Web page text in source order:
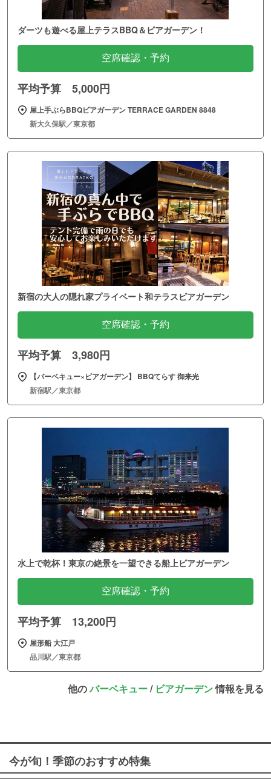
ダーツも遊べる屋上テラスBBQ＆ビアガーデン！
空席確認・予約
平均予算 5,000円
屋上手ぶらBBQビアガーデン TERRACE GARDEN 8848
新大久保駅／東京都
新宿の大人の隠れ家プライベート和テラスビアガーデン
空席確認・予約
平均予算 3,980円
【バーベキュー×ビアガーデン】 BBQてらす 御来光
新宿駅／東京都
水上で乾杯！東京の絶景を一望できる船上ビアガーデン
空席確認・予約
平均予算 13,200円
屋形船 大江戸
品川駅／東京都
他のバーベキュー/ ビアガーデン情報を見る
今が旬！季節のおすすめ特集